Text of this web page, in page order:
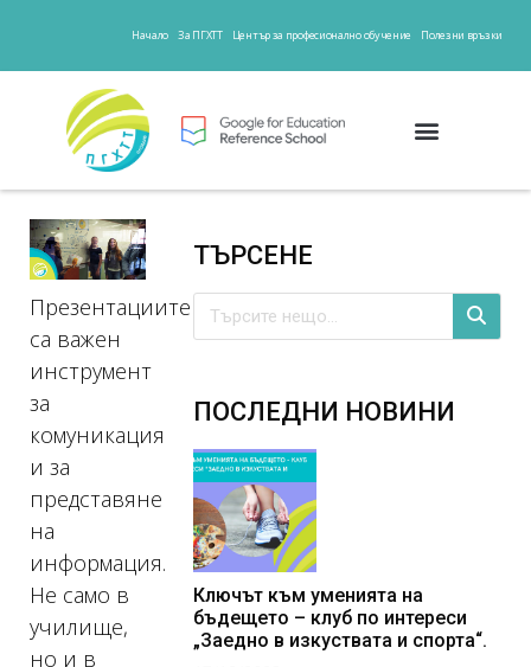
Начало За ПГХТТ Център за професионално обучение Полезни връзки
Презентациите
са важен
инструмент
за
комуникация
и за
представяне
на
информация.
Не само в
училище,
но и в
ТЪРСЕНЕ
ПОСЛЕДНИ НОВИНИ
Ключът към уменията на
бъдещето – клуб по интереси
„Заедно в изкуствата и спорта“.